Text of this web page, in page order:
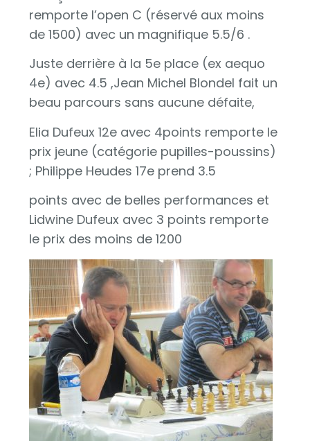
remporte l’open C (réservé aux moins
de 1500) avec un magnifique 5.5/6 .
Juste derrière à la 5e place (ex aequo
4e) avec 4.5 ,Jean Michel Blondel fait un
beau parcours sans aucune défaite,
Elia Dufeux 12e avec 4points remporte le
prix jeune (catégorie pupilles-poussins)
; Philippe Heudes 17e prend 3.5
points avec de belles performances et
Lidwine Dufeux avec 3 points remporte
le prix des moins de 1200